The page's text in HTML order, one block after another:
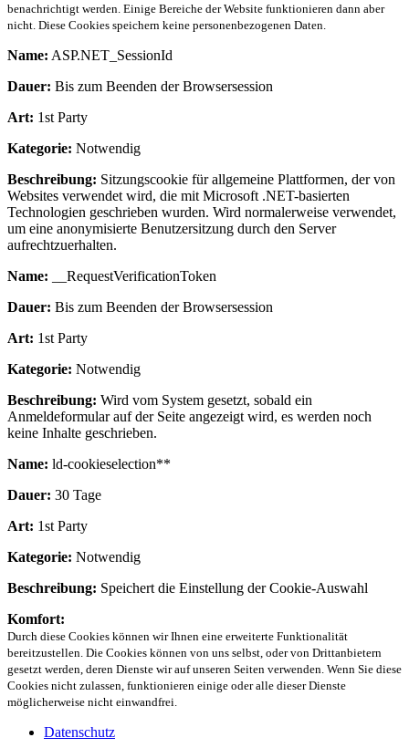
benachrichtigt werden. Einige Bereiche der Website funktionieren dann aber
nicht. Diese Cookies speichern keine personenbezogenen Daten.
Name: ASP.NET_SessionId
Dauer: Bis zum Beenden der Browsersession
Art: 1st Party
Kategorie: Notwendig
Beschreibung: Sitzungscookie für allgemeine Plattformen, der von
Websites verwendet wird, die mit Microsoft .NET-basierten
Technologien geschrieben wurden. Wird normalerweise verwendet,
um eine anonymisierte Benutzersitzung durch den Server
aufrechtzuerhalten.
Name: __RequestVerificationToken
Dauer: Bis zum Beenden der Browsersession
Art: 1st Party
Kategorie: Notwendig
Beschreibung: Wird vom System gesetzt, sobald ein
Anmeldeformular auf der Seite angezeigt wird, es werden noch
keine Inhalte geschrieben.
Name: ld-cookieselection**
Dauer: 30 Tage
Art: 1st Party
Kategorie: Notwendig
Beschreibung: Speichert die Einstellung der Cookie-Auswahl
Komfort:
Durch diese Cookies können wir Ihnen eine erweiterte Funktionalität
bereitzustellen. Die Cookies können von uns selbst, oder von Drittanbietern
gesetzt werden, deren Dienste wir auf unseren Seiten verwenden. Wenn Sie diese
Cookies nicht zulassen, funktionieren einige oder alle dieser Dienste
möglicherweise nicht einwandfrei.
Datenschutz